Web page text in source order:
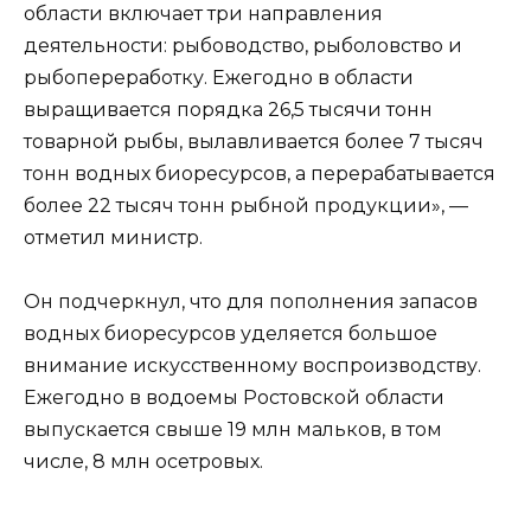
области включает три направления
деятельности: рыбоводство, рыболовство и
рыбопереработку. Ежегодно в области
выращивается порядка 26,5 тысячи тонн
товарной рыбы, вылавливается более 7 тысяч
тонн водных биоресурсов, а перерабатывается
более 22 тысяч тонн рыбной продукции», —
отметил министр.
Он подчеркнул, что для пополнения запасов
водных биоресурсов уделяется большое
внимание искусственному воспроизводству.
Ежегодно в водоемы Ростовской области
выпускается свыше 19 млн мальков, в том
числе, 8 млн осетровых.